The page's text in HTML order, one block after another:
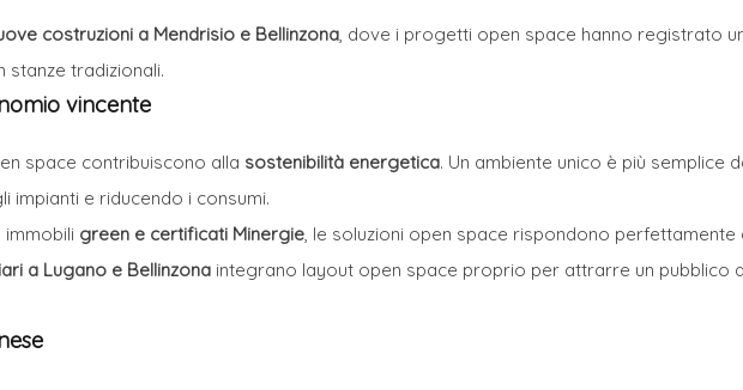
costruzioni a Mendrisio e Bellinzona, dove i progetti open space hanno registrato
stanze tradizionali.
vincente
space contribuiscono alla sostenibilità energetica. Un ambiente unico è più semplice
impianti e riducendo i consumi.
green e certificati Minergie, le soluzioni open space rispondono perfettamente
a Lugano e Bellinzona integrano layout open space proprio per attrarre un pubblico